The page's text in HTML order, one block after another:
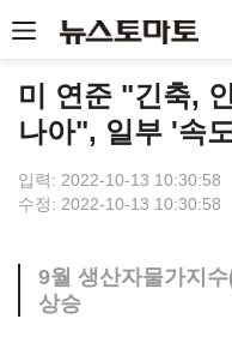
미 연준 "긴축,
나아", 일부 '속
입력: 2022-10-13 10:30:58
수정: 2022-10-13 10:30:58
9월 생산자물가지
상승